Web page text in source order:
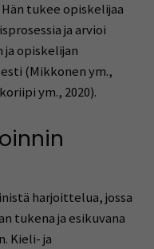
tukee opiskelijaa
ja arvioi
opiskelijan
(Mikkonen ym.,
ym., 2020).
harjoittelua, jossa
tukena ja esikuvana
Kieli- ja